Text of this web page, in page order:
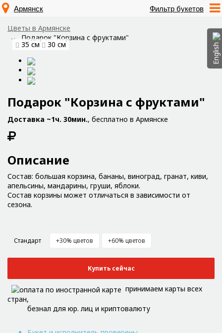
Фильтр букетов
Армянск
Цветы в Армянске
Подарок "Корзина с фруктами"
35 см 30 см
Подарок "Корзина с фруктами"
Доставка ~1ч. 30мин., бесплатно в Армянске
Описание
Состав: большая корзина, бананы, виноград, гранат, киви,
апельсины, мандарины, груши, яблоки.
Состав корзины может отличаться в зависимости от
сезона.
Стандарт +30% цветов +60% цветов
Купить сейчас
принимаем карты всех
стран,
безнал для юр. лиц и криптовалюту
English